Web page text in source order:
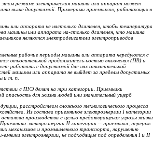
выше допустимой. Примерами приемников, работающих в
аппарата не настолько длителен, чтобы температура
являются электродвигатели электроприводов
3) приемники, работающие в режиме повторно-кратковременной нагрузки. В этом режиме кратковременные рабочие периоды машины или аппарата чередуются с
продолжитель-ностью включения (ПВ) и
или аппарат может работать с допустимой для них относительной
машины или аппарата не выйдет за пределы допустимых
и т. п.
тствии с ПУЭ делят на три категории. Приемники
опасность для жизни людей или значительный ущерб
расстройством сложного технологического процесса
Из состава приемников электроэнергии I категории
останова производства с целью предотвращения угрозы жизни
электроэнергии II категории -- приемники, перерыв
механизмов и промышленного транспорта, нарушению
емники электроэнергии, не подходящие под определения I и II